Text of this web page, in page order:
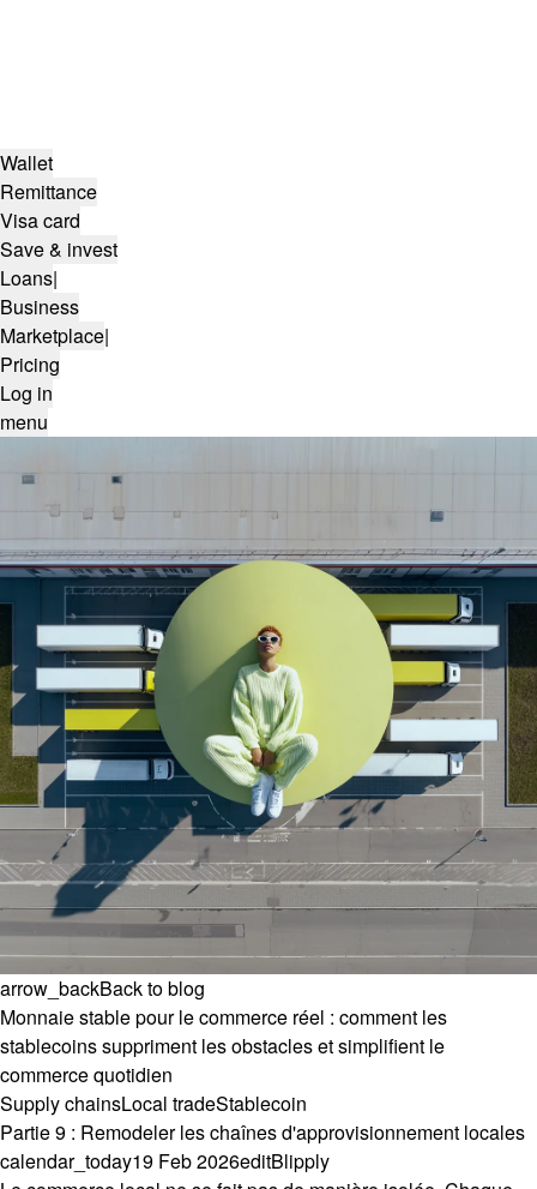
Wallet
Remittance
Visa card
Save & invest
Loans|
Business
Marketplace|
Pricing
Log in
menu
arrow_backBack to blog
Monnaie stable pour le commerce réel : comment les
stablecoins suppriment les obstacles et simplifient le
commerce quotidien
Supply chainsLocal tradeStablecoin
Partie 9 : Remodeler les chaînes d'approvisionnement locales
calendar_today19 Feb 2026editBlipply